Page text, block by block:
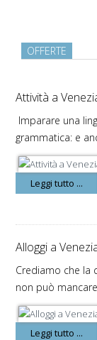
OFFERTE
Attività a
Imparare una
grammatica: e
Leggi tutto ...
Alloggi a
Crediamo che la
non può
Leggi tutto ...